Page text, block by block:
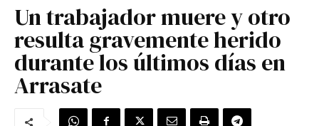
Un trabajador muere y otro
resulta gravemente herido
durante los últimos días en
Arrasate